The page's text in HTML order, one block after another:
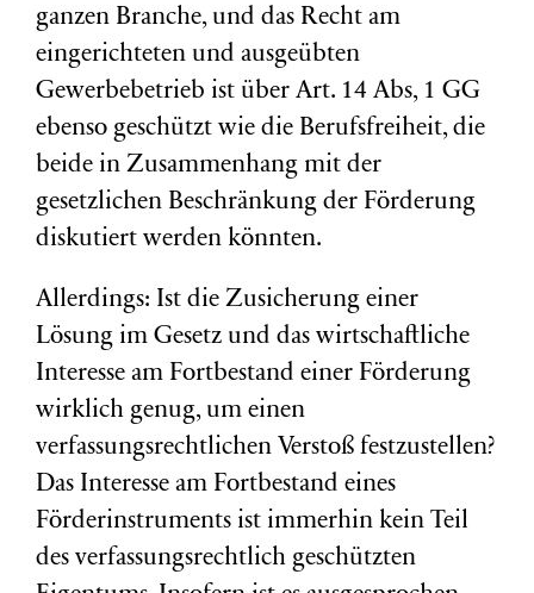
ganzen Branche, und das Recht am
eingerichteten und ausgeübten
Gewerbebetrieb ist über Art. 14 Abs, 1 GG
ebenso geschützt wie die Berufsfreiheit, die
beide in Zusammenhang mit der
gesetzlichen Beschränkung der Förderung
diskutiert werden könnten.
Allerdings: Ist die Zusicherung einer
Lösung im Gesetz und das wirtschaftliche
Interesse am Fortbestand einer Förderung
wirklich genug, um einen
verfassungsrechtlichen Verstoß festzustellen?
Das Interesse am Fortbestand eines
Förderinstruments ist immerhin kein Teil
des verfassungsrechtlich geschützten